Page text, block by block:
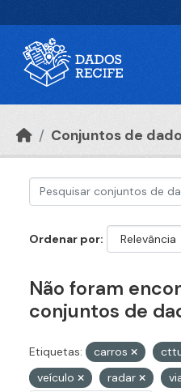
Conjuntos de
Ordenar por
Não foram
conjuntos de
Etiquetas: carros
veículo
radar